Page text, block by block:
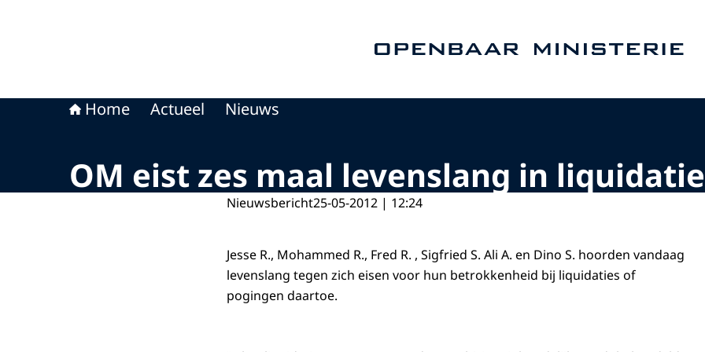
Home Actueel Nieuws
OM eist zes maal levenslang in
Nieuwsbericht25-05-2012 | 12:24
Jesse R., Mohammed R., Fred R. , Sigfried S. Ali A. en Dino S. hoorden vandaag
levenslang tegen zich eisen voor hun betrokkenheid bij liquidaties of
pogingen daartoe.